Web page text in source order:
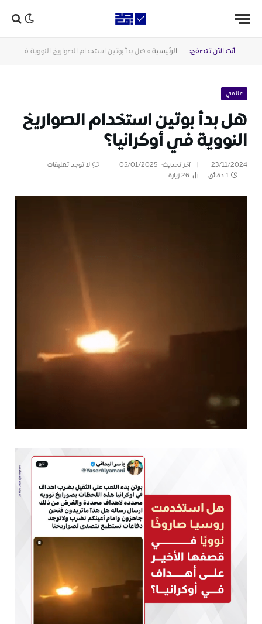
أنت الآن تتصفح: الرئيسية » هل بدأ بوتين استخدام الصواريخ النووية في أوكرانيا؟
عالمي
هل بدأ بوتين استخدام الصواريخ
النووية في أوكرانيا؟
23/11/2024 آخر تحديث: 05/01/2025
لا توجد تعليقات
1 دقائق
26زيارة